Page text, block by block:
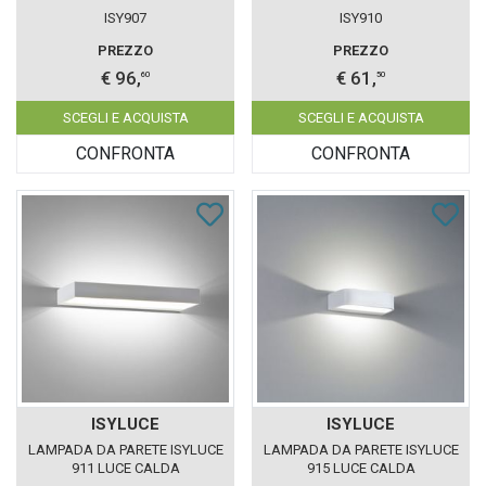
ISY907
PREZZO
€ 96,60
SCEGLI E ACQUISTA
CONFRONTA
ISY910
PREZZO
€ 61,50
SCEGLI E ACQUISTA
CONFRONTA
ISYLUCE
LAMPADA DA PARETE ISYLUCE
911 LUCE CALDA
ISYLUCE
LAMPADA DA PARETE ISYLUCE
915 LUCE CALDA